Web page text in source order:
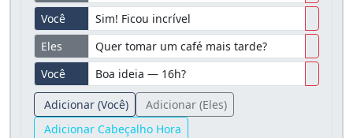
Você
Eles
Você
Adicionar (Você)
Adicionar (Eles)
Adicionar Cabeçalho Hora